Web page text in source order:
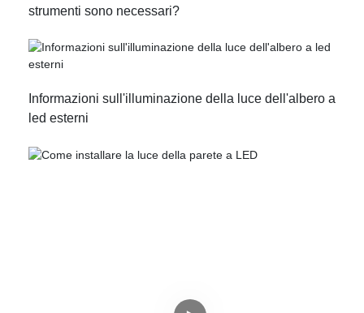
strumenti sono necessari?
Informazioni sull'illuminazione della luce dell'albero a
led esterni